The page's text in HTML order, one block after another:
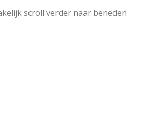
scroll verder naar beneden